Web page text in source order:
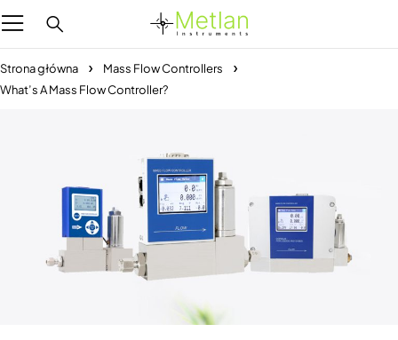
Strona główna
Mass Flow Controllers
What’s A Mass Flow Controller?